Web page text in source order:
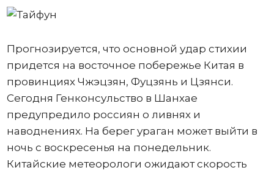
Прогнозируется, что основной удар стихии
придется на восточное побережье Китая в
провинциях Чжэцзян, Фуцзянь и Цзянси.
Сегодня Генконсульство в Шанхае
предупредило россиян о ливнях и
наводнениях. На берег ураган может выйти в
ночь с воскресенья на понедельник.
Китайские метеорологи ожидают скорость